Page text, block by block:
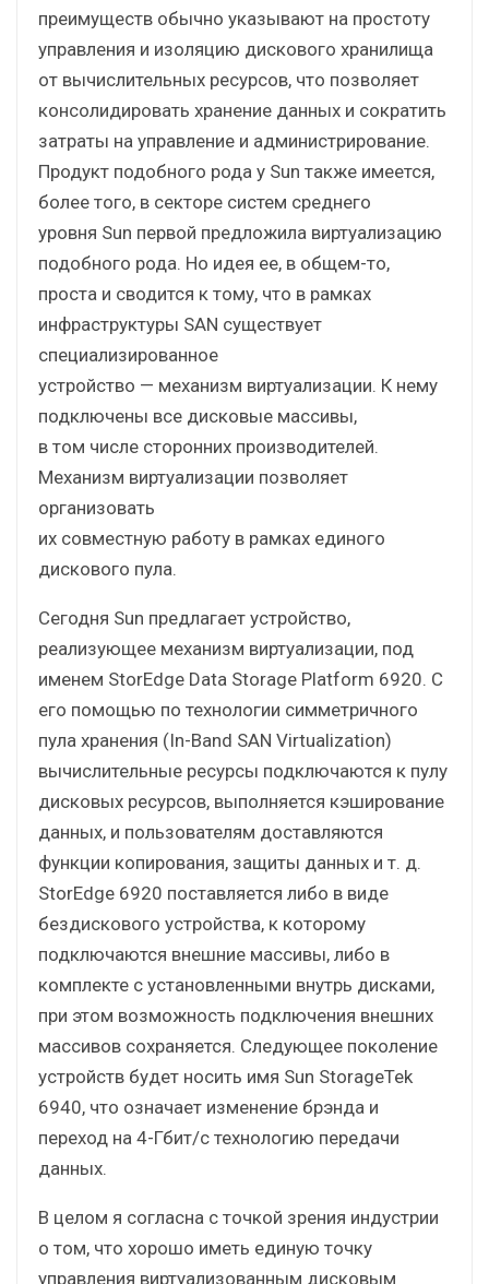
преимуществ обычно указывают на простоту
управления и изоляцию дискового хранилища
от вычислительных ресурсов, что позволяет
консолидировать хранение данных и сократить
затраты на управление и администрирование.
Продукт подобного рода у Sun также имеется,
более того, в секторе систем среднего
уровня Sun первой предложила виртуализацию
подобного рода. Но идея ее, в общем-то,
проста и сводится к тому, что в рамках
инфраструктуры SAN существует
специализированное
устройство — механизм виртуализации. К нему
подключены все дисковые массивы,
в том числе сторонних производителей.
Механизм виртуализации позволяет
организовать
их совместную работу в рамках единого
дискового пула.
Сегодня Sun предлагает устройство,
реализующее механизм виртуализации, под
именем StorEdge Data Storage Platform 6920. С
его помощью по технологии симметричного
пула хранения (In-Band SAN Virtualization)
вычислительные ресурсы подключаются к пулу
дисковых ресурсов, выполняется кэширование
данных, и пользователям доставляются
функции копирования, защиты данных и т. д.
StorEdge 6920 поставляется либо в виде
бездискового устройства, к которому
подключаются внешние массивы, либо в
комплекте с установленными внутрь дисками,
при этом возможность подключения внешних
массивов сохраняется. Следующее поколение
устройств будет носить имя Sun StorageTek
6940, что означает изменение брэнда и
переход на 4-Гбит/с технологию передачи
данных.
В целом я согласна с точкой зрения индустрии
о том, что хорошо иметь единую точку
управления виртуализованным дисковым